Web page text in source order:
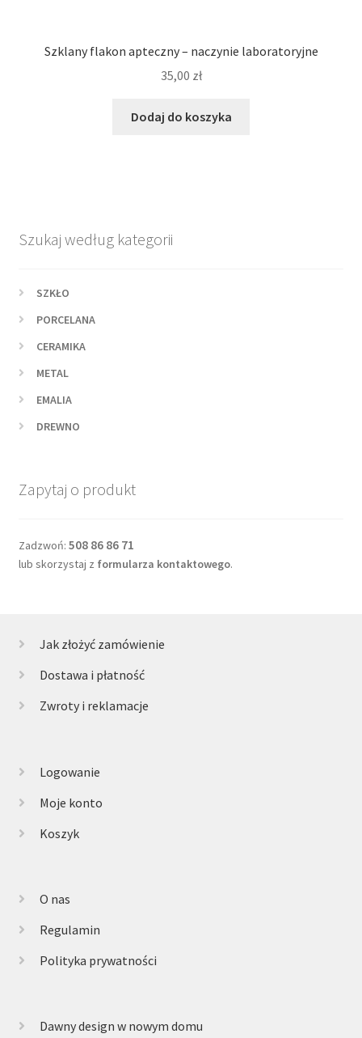
Szklany flakon apteczny – naczynie laboratoryjne
35,00 zł
Dodaj do koszyka
Szukaj według kategorii
SZKŁO
PORCELANA
CERAMIKA
METAL
EMALIA
DREWNO
Zapytaj o produkt
Zadzwoń: 508 86 86 71
lub skorzystaj z formularza kontaktowego.
Jak złożyć zamówienie
Dostawa i płatność
Zwroty i reklamacje
Logowanie
Moje konto
Koszyk
O nas
Regulamin
Polityka prywatności
Dawny design w nowym domu